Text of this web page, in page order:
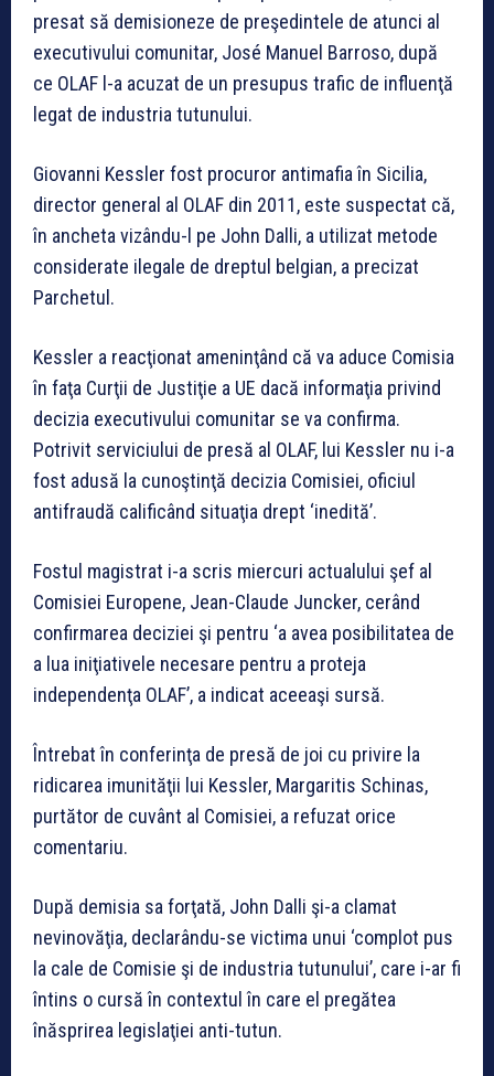
presat să demisioneze de preşedintele de atunci al
executivului comunitar, José Manuel Barroso, după
ce OLAF l-a acuzat de un presupus trafic de influenţă
legat de industria tutunului.
Giovanni Kessler fost procuror antimafia în Sicilia,
director general al OLAF din 2011, este suspectat că,
în ancheta vizându-l pe John Dalli, a utilizat metode
considerate ilegale de dreptul belgian, a precizat
Parchetul.
Kessler a reacţionat ameninţând că va aduce Comisia
în faţa Curţii de Justiţie a UE dacă informaţia privind
decizia executivului comunitar se va confirma.
Potrivit serviciului de presă al OLAF, lui Kessler nu i-a
fost adusă la cunoştinţă decizia Comisiei, oficiul
antifraudă calificând situaţia drept ‘inedită’.
Fostul magistrat i-a scris miercuri actualului şef al
Comisiei Europene, Jean-Claude Juncker, cerând
confirmarea deciziei şi pentru ‘a avea posibilitatea de
a lua iniţiativele necesare pentru a proteja
independenţa OLAF’, a indicat aceeaşi sursă.
Întrebat în conferinţa de presă de joi cu privire la
ridicarea imunităţii lui Kessler, Margaritis Schinas,
purtător de cuvânt al Comisiei, a refuzat orice
comentariu.
După demisia sa forţată, John Dalli şi-a clamat
nevinovăţia, declarându-se victima unui ‘complot pus
la cale de Comisie şi de industria tutunului’, care i-ar fi
întins o cursă în contextul în care el pregătea
înăsprirea legislaţiei anti-tutun.